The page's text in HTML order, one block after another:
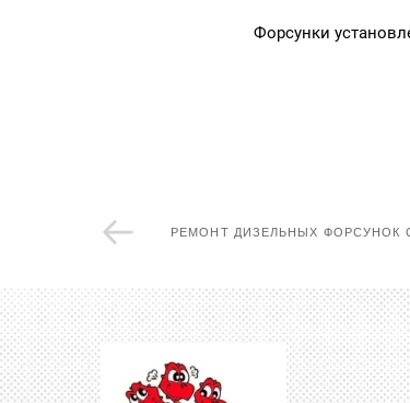
Форсунки
РЕМОНТ ДИЗЕЛЬНЫХ ФОРСУНОК